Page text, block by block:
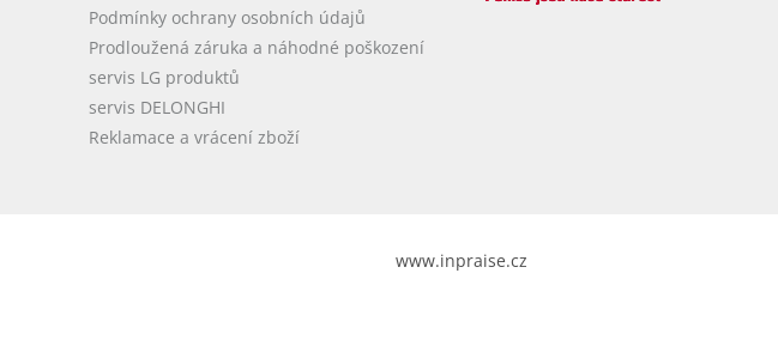
Podmínky ochrany osobních údajů
Prodloužená záruka a náhodné poškození
servis LG produktů
servis DELONGHI
Reklamace a vrácení zboží
www.inpraise.cz